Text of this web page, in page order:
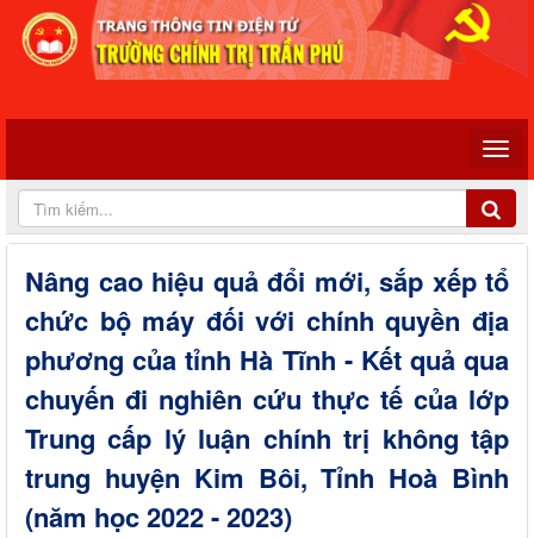
Nâng cao hiệu quả đổi mới, sắp xếp tổ
chức bộ máy đối với chính quyền địa
phương của tỉnh Hà Tĩnh - Kết quả qua
chuyến đi nghiên cứu thực tế của lớp
Trung cấp lý luận chính trị không tập
trung huyện Kim Bôi, Tỉnh Hoà Bình
(năm học 2022 - 2023)